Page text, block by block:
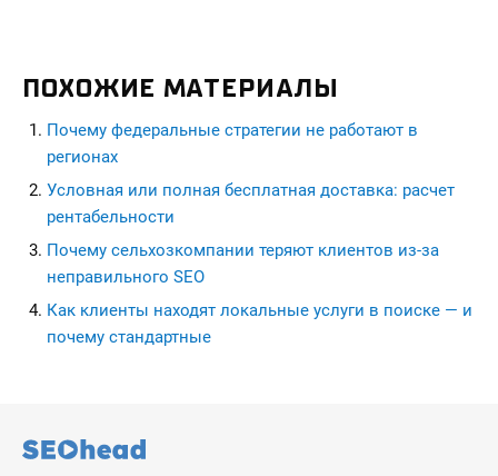
ПОХОЖИЕ МАТЕРИАЛЫ
Почему федеральные стратегии не работают в
регионах
Условная или полная бесплатная доставка: расчет
рентабельности
Почему сельхозкомпании теряют клиентов из-за
неправильного SEO
Как клиенты находят локальные услуги в поиске — и
почему стандартные